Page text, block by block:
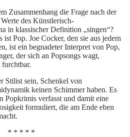
Zusammenhang die Frage nach der
des Künstlerisch-
in klassischer Definition „singen“?
Pop. Joe Cocker, den sie aus jedem
ist ein begnadeter Interpret von Pop,
der sich an Popsongs wagt,
furchtbar.
Stilist sein, Schenkel von
keinen Schimmer haben. Es
Popkrimis verfasst und damit eine
formuliert, die am Ende eben
* * * * *